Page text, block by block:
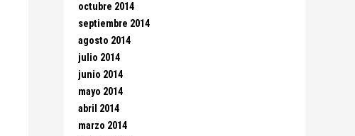
octubre 2014
septiembre 2014
agosto 2014
julio 2014
junio 2014
mayo 2014
abril 2014
marzo 2014